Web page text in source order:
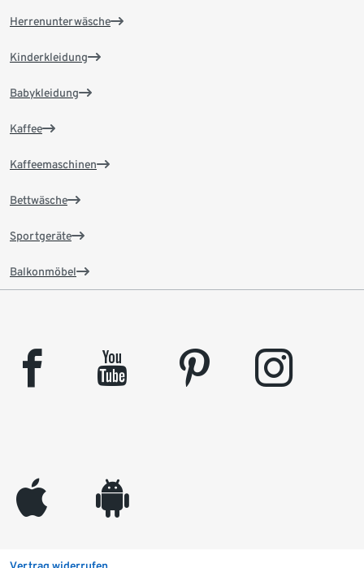
Herrenunterwäsche
Kinderkleidung
Babykleidung
Kaffee
Kaffeemaschinen
Bettwäsche
Sportgeräte
Balkonmöbel
facebook youtube pinterest instagram
appleinc android